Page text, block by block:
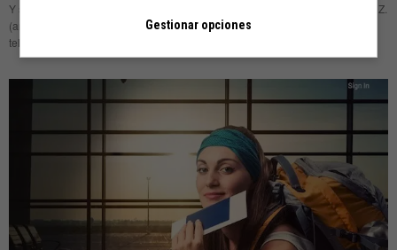
Y si alguien dijera que la idea de Facebook ya la tuvo alguien medio siglo a. Z.
(antes de Zuckerberg)? ¿Cuánto crédito darías a la afirmación de que el
teletexto no fue
Gestionar opciones